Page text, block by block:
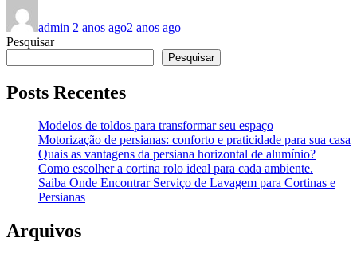
admin 2 anos ago2 anos ago
Pesquisar
Pesquisar
Posts Recentes
Modelos de toldos para transformar seu espaço
Motorização de persianas: conforto e praticidade para sua casa
Quais as vantagens da persiana horizontal de alumínio?
Como escolher a cortina rolo ideal para cada ambiente.
Saiba Onde Encontrar Serviço de Lavagem para Cortinas e
Persianas
Arquivos